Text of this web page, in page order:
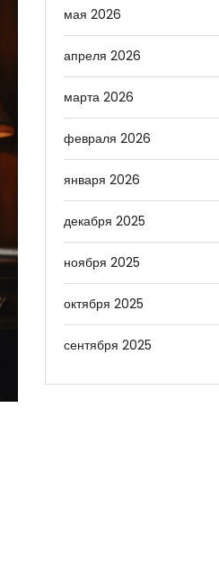
мая 2026
апреля 2026
марта 2026
февраля 2026
января 2026
декабря 2025
ноября 2025
октября 2025
сентября 2025